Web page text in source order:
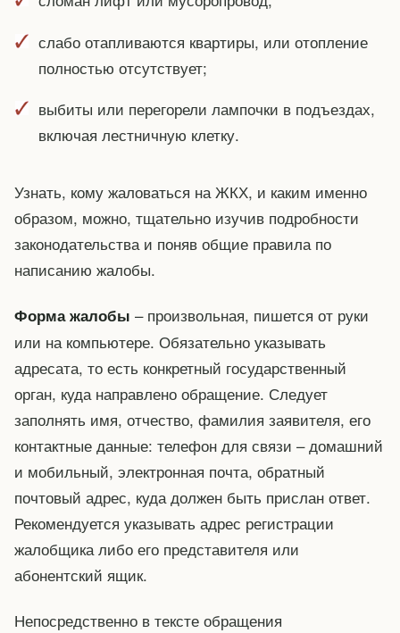
слабо отапливаются квартиры, или отопление
полностью отсутствует;
выбиты или перегорели лампочки в подъездах,
включая лестничную клетку.
Узнать, кому жаловаться на ЖКХ, и каким именно
образом, можно, тщательно изучив подробности
законодательства и поняв общие правила по
написанию жалобы.
Форма жалобы – произвольная, пишется от руки
или на компьютере. Обязательно указывать
адресата, то есть конкретный государственный
орган, куда направлено обращение. Следует
заполнять имя, отчество, фамилия заявителя, его
контактные данные: телефон для связи – домашний
и мобильный, электронная почта, обратный
почтовый адрес, куда должен быть прислан ответ.
Рекомендуется указывать адрес регистрации
жалобщика либо его представителя или
абонентский ящик.
Непосредственно в тексте обращения